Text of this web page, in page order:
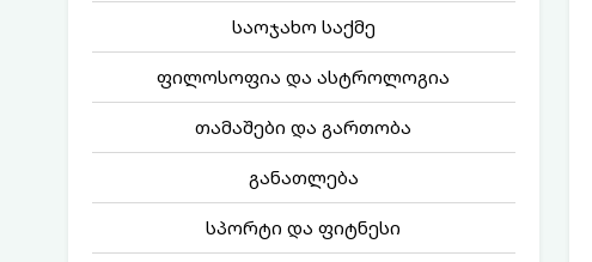
საოჯახო საქმე
ფილოსოფია და ასტროლოგია
თამაშები და გართობა
განათლება
სპორტი და ფიტნესი